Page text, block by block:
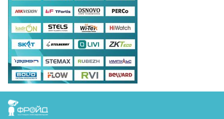
FreudGroup